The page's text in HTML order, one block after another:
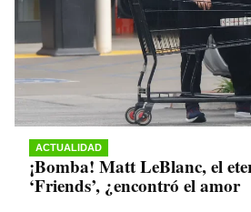
ACTUALIDAD
¡Bomba! Matt LeBlanc, el
‘Friends’, ¿encontró el amor